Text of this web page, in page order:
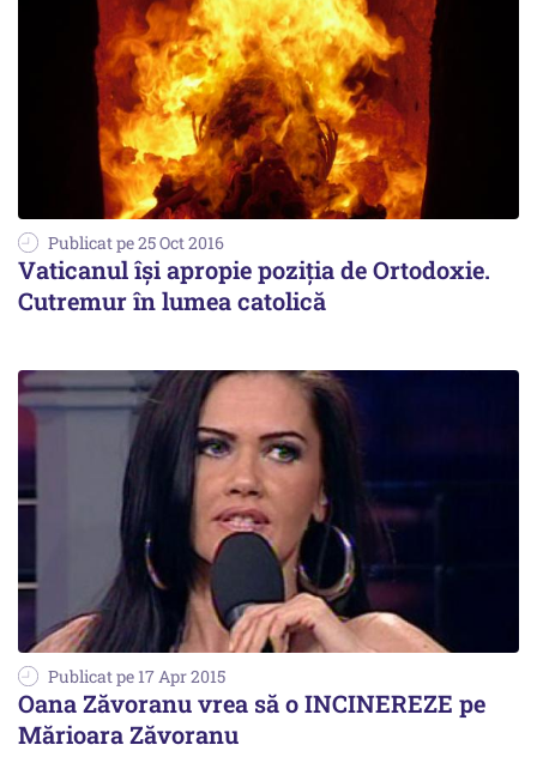
Publicat pe 25 Oct 2016
Vaticanul își apropie poziția de Ortodoxie.
Cutremur în lumea catolică
Publicat pe 17 Apr 2015
Oana Zăvoranu vrea să o INCINEREZE pe
Mărioara Zăvoranu